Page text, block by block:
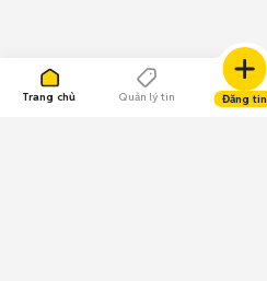
Trang chủ Quản lý tin Đăng tin